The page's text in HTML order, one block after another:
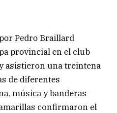
Pedro Braillard
provincial en el club
asistieron una treintena
de diferentes
música y banderas
confirmaron el